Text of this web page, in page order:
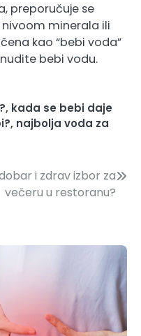
preporučuje se
minerala ili
kao “bebi voda”
bebi vodu.
, kada se bebi daje
, najbolja voda za
i zdrav izbor za
večeru u restoranu?